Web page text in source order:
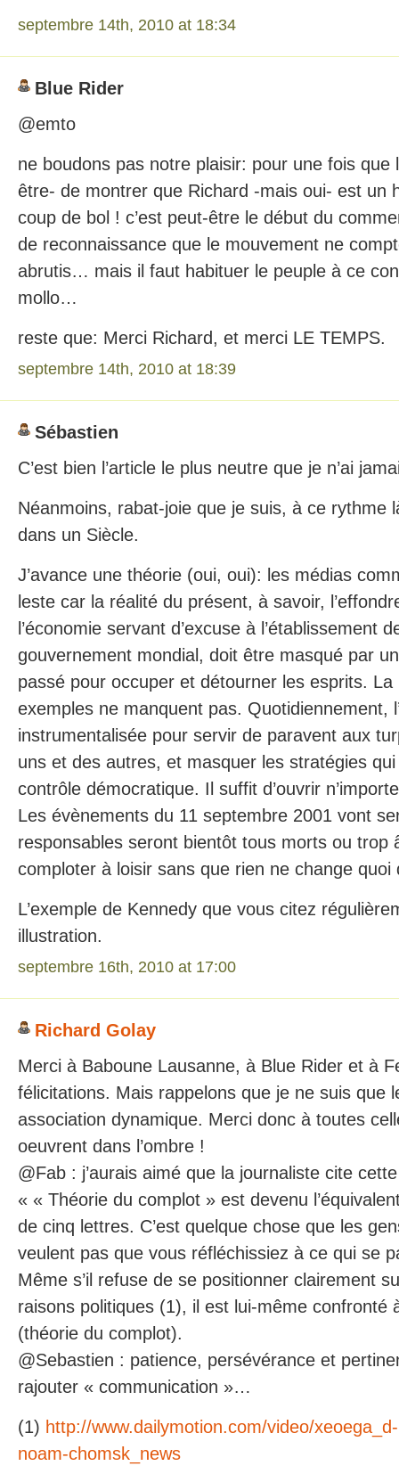
septembre 14th, 2010 at 18:34
Blue Rider
@emto
ne boudons pas notre plaisir: pour une fois que
être- de montrer que Richard -mais oui- est un
coup de bol ! c’est peut-être le début du
de reconnaissance que le mouvement ne
abrutis… mais il faut habituer le peuple à ce
mollo…
reste que: Merci Richard, et merci LE TEMPS.
septembre 14th, 2010 at 18:39
Sébastien
C’est bien l’article le plus neutre que je n’ai
Néanmoins, rabat-joie que je suis, à ce rythme
dans un Siècle.
J’avance une théorie (oui, oui): les médias
leste car la réalité du présent, à savoir,
l’économie servant d’excuse à l’établissement
gouvernement mondial, doit être masqué par
passé pour occuper et détourner les esprits. La
exemples ne manquent pas. Quotidiennement,
instrumentalisée pour servir de paravent aux
uns et des autres, et masquer les stratégies
contrôle démocratique. Il suffit d’ouvrir
Les évènements du 11 septembre 2001 vont
responsables seront bientôt tous morts ou trop
comploter à loisir sans que rien ne change quoi
L’exemple de Kennedy que vous citez
illustration.
septembre 16th, 2010 at 17:00
Richard Golay
Merci à Baboune Lausanne, à Blue Rider et à
félicitations. Mais rappelons que je ne suis que
association dynamique. Merci donc à toutes
oeuvrent dans l’ombre !
@Fab : j’aurais aimé que la journaliste cite
« « Théorie du complot » est devenu
de cinq lettres. C’est quelque chose que les
veulent pas que vous réfléchissiez à ce qui se
Même s’il refuse de se positionner clairement
raisons politiques (1), il est lui-même confronté
(théorie du complot).
@Sebastien : patience, persévérance et
rajouter « communication »…
(1) http://www.dailymotion.com/video/
noam-chomsk_news